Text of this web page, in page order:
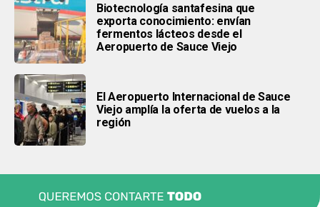
Biotecnología santafesina que
exporta conocimiento: envían
fermentos lácteos desde el
Aeropuerto de Sauce Viejo
El Aeropuerto Internacional de Sauce
Viejo amplía la oferta de vuelos a la
región